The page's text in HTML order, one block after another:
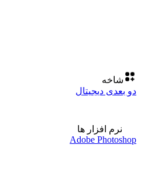
شاخه
دو بعدی دیجیتال
نرم افزار ها
Adobe Photoshop